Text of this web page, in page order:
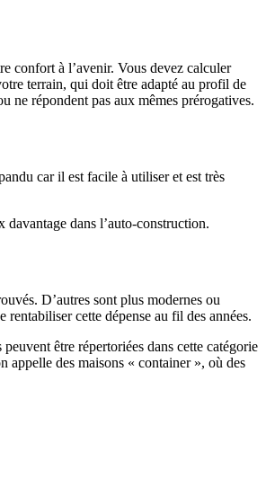
confort à l’avenir. Vous devez calculer
terrain, qui doit être adapté au profil de
ne répondent pas aux mêmes prérogatives.
car il est facile à utiliser et est très
dans l’auto-construction.
D’autres sont plus modernes ou
rentabiliser cette dépense au fil des années.
être répertoriées dans cette catégorie
appelle des maisons « container », où des